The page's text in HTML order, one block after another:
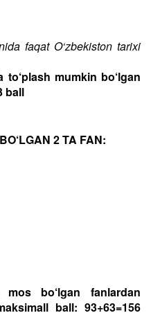
faqat O‘zbekiston tarixi
mumkin bo‘lgan
ball
2 TA FAN:
mos bo‘lgan fanlardan
ball: 93+63=156